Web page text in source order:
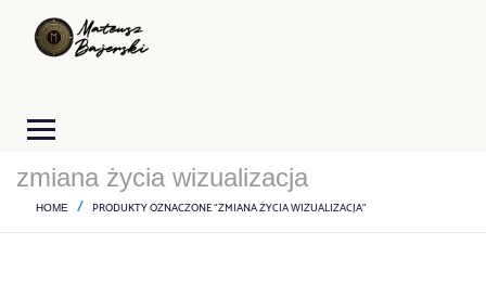
zmiana życia wizualizacja
HOME PRODUKTY OZNACZONE “ZMIANA ŻYCIA WIZUALIZACJA”